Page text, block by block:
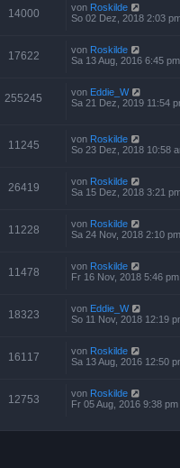
14000 von Roskilde
So 02 Dez, 2018 2:03
17622 von Roskilde
Sa 13 Aug, 2016 6:45 pm
255245 von Eddie_W
Sa 21 Dez, 2019 11:54
11245 von Roskilde
So 23 Dez, 2018 10:58
26419 von Roskilde
Sa 15 Dez, 2018 3:21
11228 von Roskilde
Sa 24 Nov, 2018 2:10 pm
11478 von Roskilde
Fr 16 Nov, 2018 5:46 pm
18323 von Eddie_W
So 11 Nov, 2018 12:19
16117 von Roskilde
Sa 13 Aug, 2016 12:50
12753 von Roskilde
Fr 05 Aug, 2016 9:38 pm